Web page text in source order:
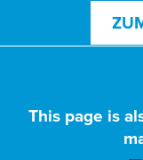
This page is